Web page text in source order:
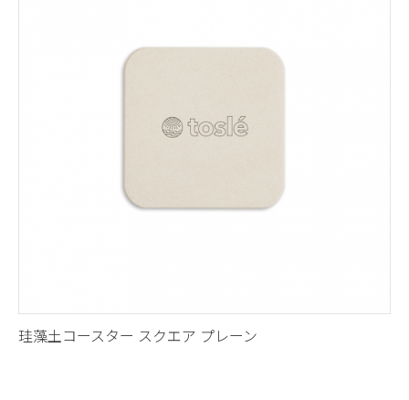
珪藻土コースター スクエア プレーン